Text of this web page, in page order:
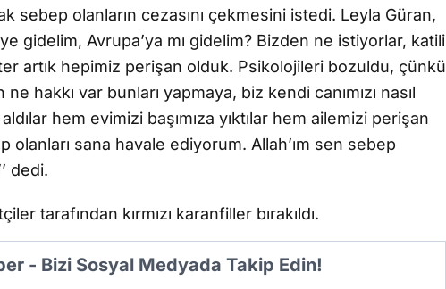
sebep olanların cezasını çekmesini istedi. Leyla Güran,
gidelim, Avrupa’ya mı gidelim? Bizden ne istiyorlar, katili
artık hepimiz perişan olduk. Psikolojileri bozuldu, çünkü
hakkı var bunları yapmaya, biz kendi canımızı nasıl
hem evimizi başımıza yıktılar hem ailemizi perişan
olanları sana havale ediyorum. Allah’ım sen sebep
dedi.
tarafından kırmızı karanfiller bırakıldı.
- Bizi Sosyal Medyada Takip Edin!